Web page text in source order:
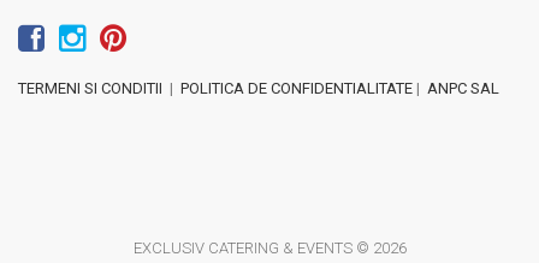
TERMENI SI CONDITII | POLITICA DE CONFIDENTIALITATE | ANPC SAL
EXCLUSIV CATERING & EVENTS © 2026